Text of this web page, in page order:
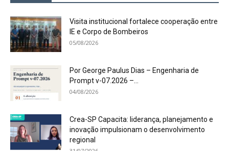
Visita institucional fortalece cooperação entre
IE e Corpo de Bombeiros
05/08/2026
Por George Paulus Dias – Engenharia de
Prompt v-07.2026 –...
04/08/2026
Crea-SP Capacita: liderança, planejamento e
inovação impulsionam o desenvolvimento
regional